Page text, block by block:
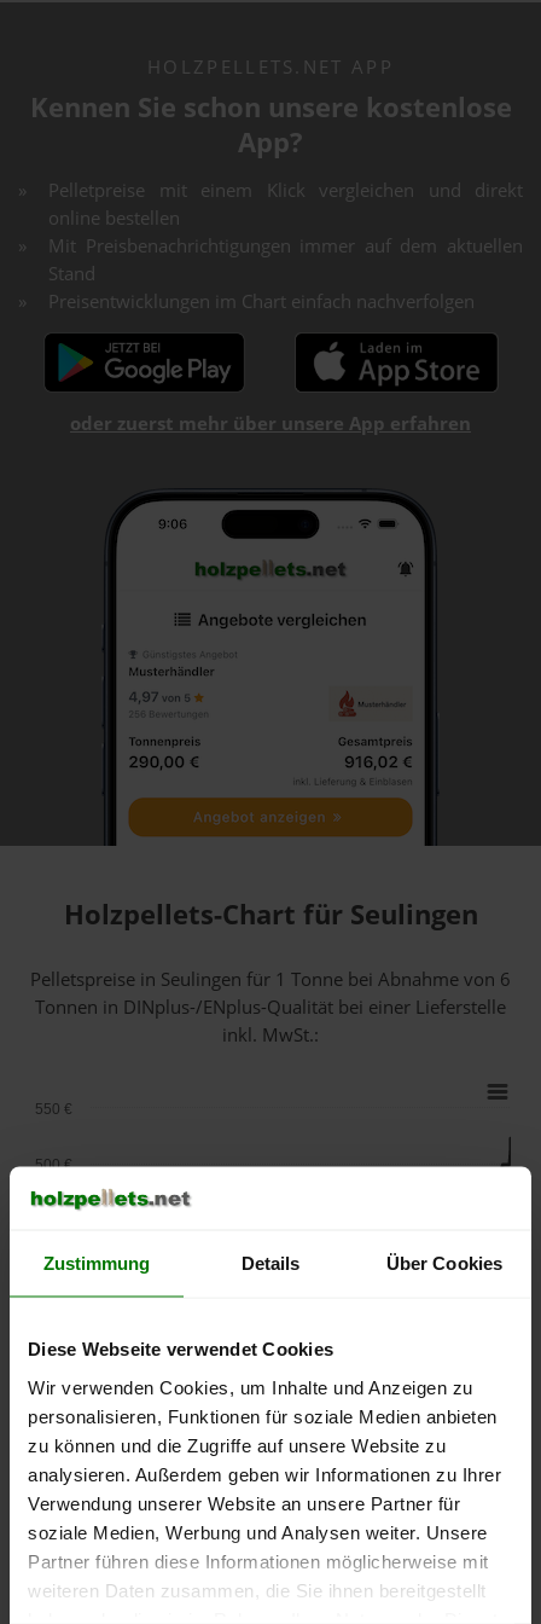
Zustimmung Details Über Cookies
Diese Webseite verwendet Cookies
Wir verwenden Cookies, um Inhalte und Anzeigen zu
personalisieren, Funktionen für soziale Medien anbieten
zu können und die Zugriffe auf unsere Website zu
analysieren. Außerdem geben wir Informationen zu Ihrer
Verwendung unserer Website an unsere Partner für
soziale Medien, Werbung und Analysen weiter. Unsere
Partner führen diese Informationen möglicherweise mit
weiteren Daten zusammen, die Sie ihnen bereitgestellt
HOLZPELLETS.NET APP
Kennen Sie schon unsere kostenlose
App?
Pelletpreise mit einem Klick vergleichen und direkt
online bestellen
Mit Preisbenachrichtigungen immer auf dem aktuellen
Stand
Preisentwicklungen im Chart einfach nachverfolgen
oder zuerst mehr über unsere App erfahren
Holzpellets-Chart für Seulingen
Pelletspreise in Seulingen für 1 Tonne bei Abnahmevon 6
Tonnen in DINplus-/ENplus-Qualität bei einer Lieferstelle
inkl. MwSt.:
2025
2026
2026
250 €
300 €
500 €
550 €
Die aktuelle Preisentwicklung für Holzpellets in Deutschland
können Sie jederzeit auf unsererPelletspreise-Seite